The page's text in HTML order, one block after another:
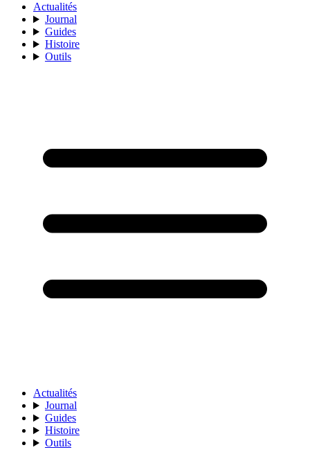
Actualités
Journal
Guides
Histoire
Outils
Actualités
Journal
Guides
Histoire
Outils